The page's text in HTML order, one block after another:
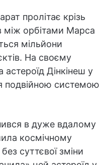
пролітає крізь
між орбітами Марса
мільйони
На своєму
Дінкінеш у
подвійною системою
в дуже вдалому
космічному
суттєвої зміни